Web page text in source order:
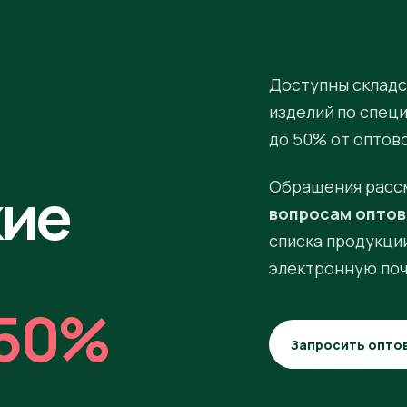
Доступны
изделий по
до 50% от
Обращения
вопросам
списка
электронную
Запросить